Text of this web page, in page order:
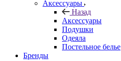
Аксессуары
Назад
Аксессуары
Подушки
Одеяла
Постельное белье
Бренды